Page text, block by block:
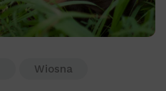
Wiosna